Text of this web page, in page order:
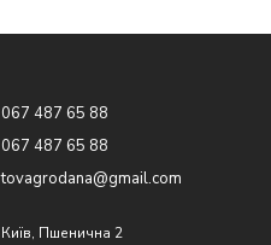
067 487 65 88
067 487 65 88
tovagrodana@gmail.com
Київ, Пшенична 2